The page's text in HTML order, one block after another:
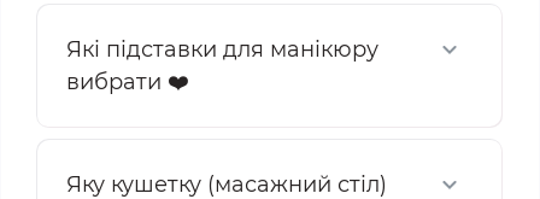
Які підставки для манікюру
вибрати ❤️
Яку кушетку (масажний стіл)